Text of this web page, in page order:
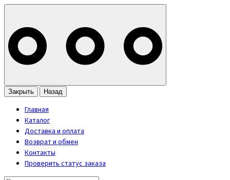
Закрыть Назад
Главная
Каталог
Доставка и оплата
Возврат и обмен
Контакты
Проверить статус заказа